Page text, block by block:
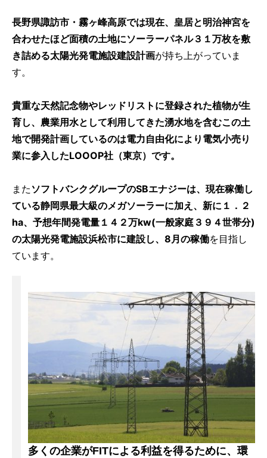
長野県諏訪市・霧ヶ峰高原では現在、皇居と明治神宮を
合わせたほど面積の土地にソーラーパネル３１万枚を敷
き詰める太陽光発電施設建設計画が持ち上がっていま
す。
貴重な天然記念物やレッドリストに登録された植物が生
育し、農業用水として利用してきた湧水地を含むこの土
地で開発計画しているのは電力自由化により電気小売り
業に参入したLOOOP社（東京）です。
また ソフトバンクグループのSBエナジーは、現在稼働し
ている静岡県最大級のメガソーラーに加え、新に１．２
ha、予想年間発電量１４２万kw(一般家庭３９４世帯分)
の太陽光発電施設浜松市に建設し、8月の稼働を目指し
ています。
多くの企業がFITによる利益を得るために、環